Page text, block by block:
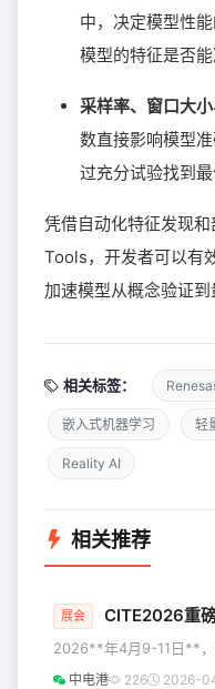
中，决定模型性
模型的特征是否能
采样率、窗口大小
数直接影响模型
过充分试验找到最
凭借自动化特征发现
Tools，开发者可以有
加速模型从概念验证到
相关标签：
嵌入式机器学习 轻
Reality AI
相关推荐
展会 CITE2026重磅
2026**年4月9-11日**，
田） 盛大启幕！中电港
中电港 226 2026-